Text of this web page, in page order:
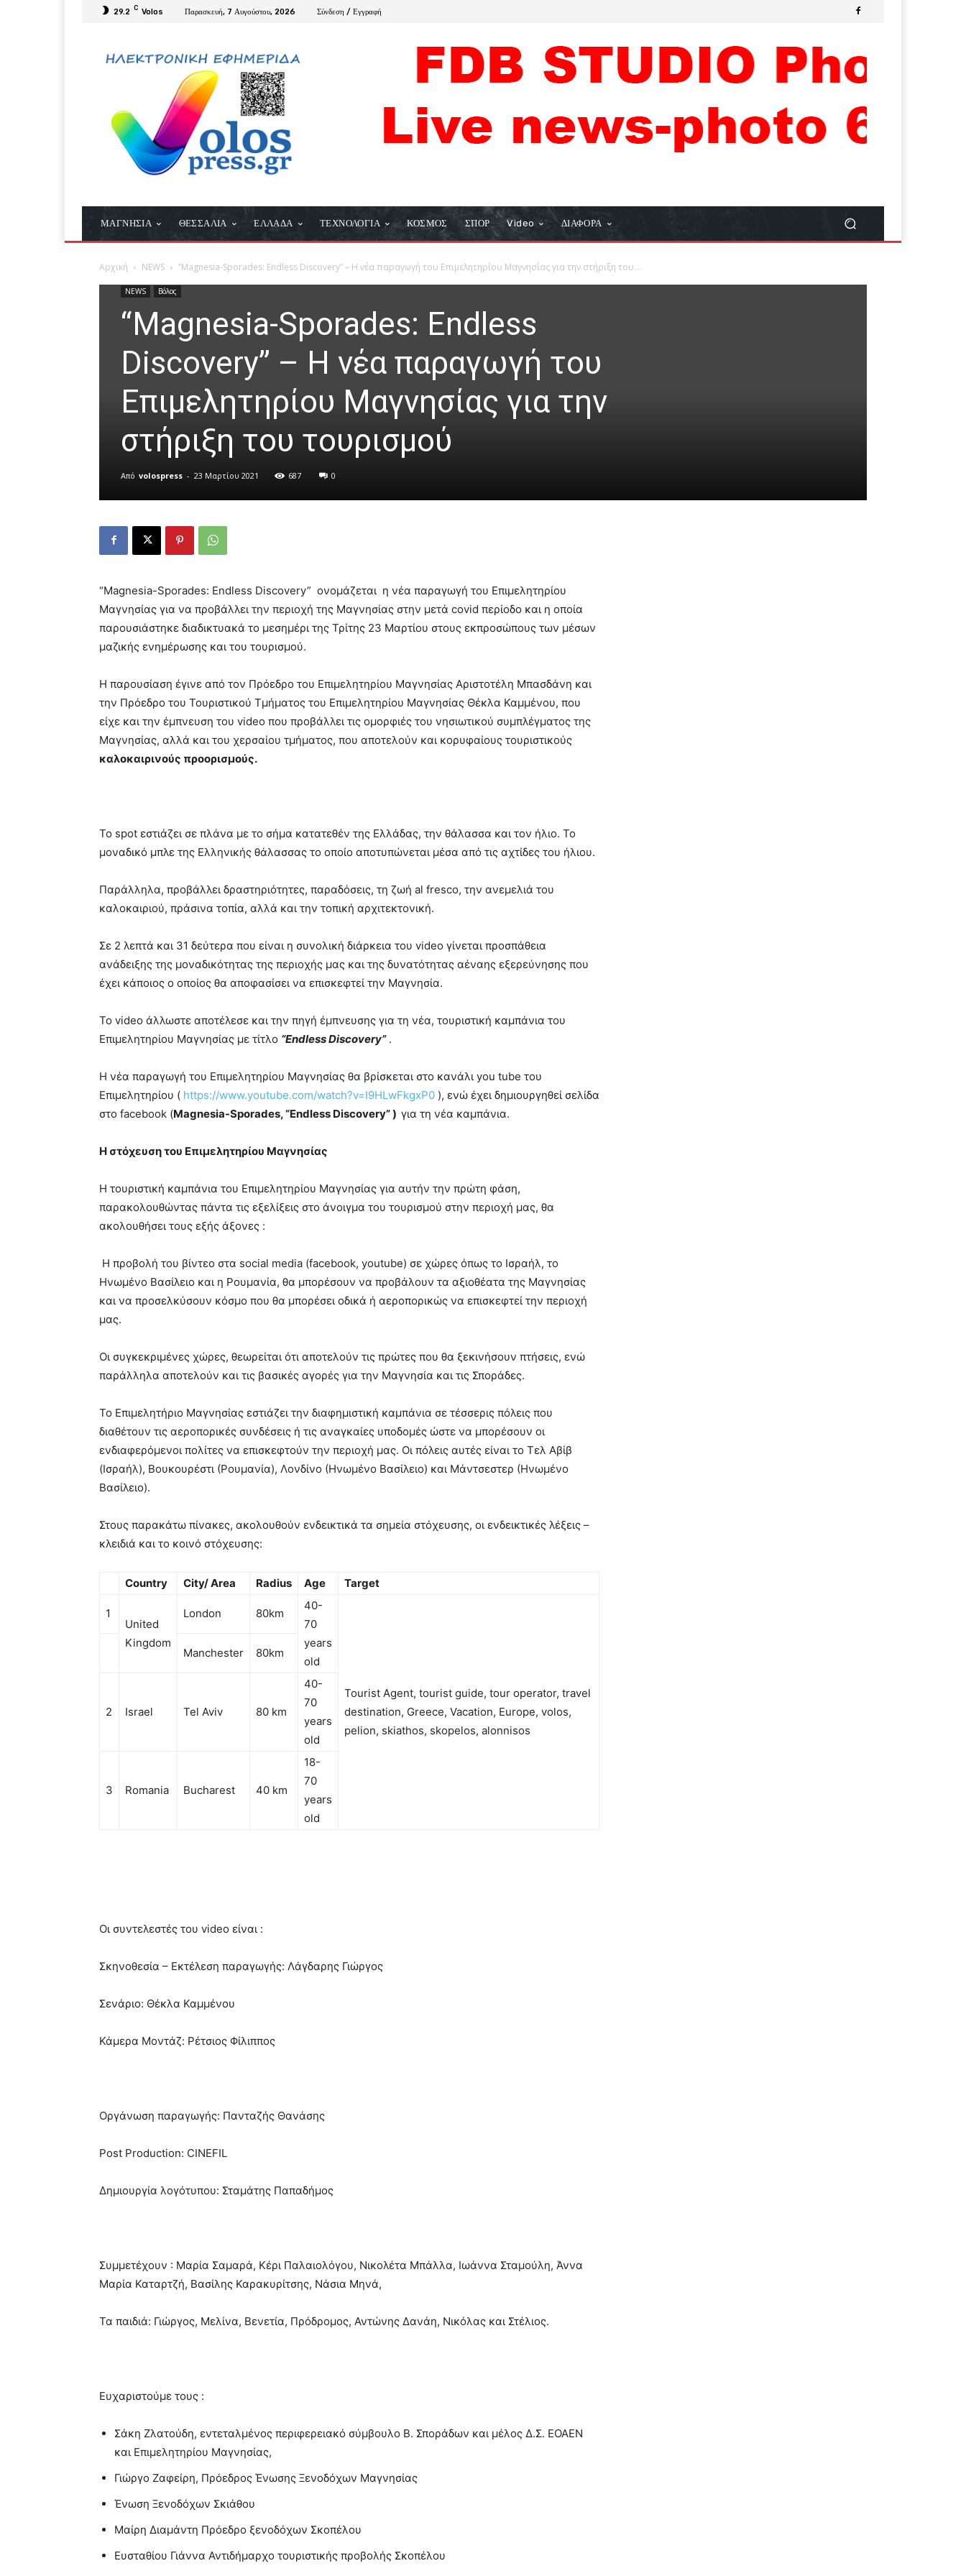
29.2 C Volos Παρασκευή, 7 Αυγούστου, 2026 Σύνδεση / Εγγραφή
ΜΑΓΝΗΣΙΑ ΘΕΣΣΑΛΙΑ ΕΛΛΑΔΑ ΤΕΧΝΟΛΟΓΙΑ ΚΟΣΜΟΣ ΣΠΟΡ Video ΔΙΑΦΟΡΑ
Αρχική NEWS “Magnesia-Sporades: Endless Discovery” – Η νέα παραγωγή του Επιμελητηρίου Μαγνησίας για την στήριξη του...
NEWS Βόλος
“Magnesia-Sporades: Endless
Discovery” – Η νέα παραγωγή του
Επιμελητηρίου Μαγνησίας για την
στήριξη του τουρισμού
Από volospress - 23 Μαρτίου 2021 687 0
“Magnesia-Sporades: Endless Discovery” ονομάζεται η νέα παραγωγή του Επιμελητηρίου
Μαγνησίας για να προβάλλει την περιοχή της Μαγνησίας στην μετά covid περίοδο και η οποία
παρουσιάστηκε διαδικτυακά το μεσημέρι της Τρίτης 23 Μαρτίου στους εκπροσώπους των μέσων
μαζικής ενημέρωσης και του τουρισμού.
Η παρουσίαση έγινε από τον Πρόεδρο του Επιμελητηρίου Μαγνησίας Αριστοτέλη Μπασδάνη και
την Πρόεδρο του Τουριστικού Τμήματος του Επιμελητηρίου Μαγνησίας Θέκλα Καμμένου, που
είχε και την έμπνευση του video που προβάλλει τις ομορφιές του νησιωτικού συμπλέγματος της
Μαγνησίας, αλλά και του χερσαίου τμήματος, που αποτελούν και κορυφαίους τουριστικούς
καλοκαιρινούς προορισμούς.
Το spot εστιάζει σε πλάνα με το σήμα κατατεθέν της Ελλάδας, την θάλασσα και τον ήλιο. Το
μοναδικό μπλε της Ελληνικής θάλασσας το οποίο αποτυπώνεται μέσα από τις αχτίδες του ήλιου.
Παράλληλα, προβάλλει δραστηριότητες, παραδόσεις, τη ζωή al fresco, την ανεμελιά του
καλοκαιριού, πράσινα τοπία, αλλά και την τοπική αρχιτεκτονική.
Σε 2 λεπτά και 31 δεύτερα που είναι η συνολική διάρκεια του video γίνεται προσπάθεια
ανάδειξης της μοναδικότητας της περιοχής μας και της δυνατότητας αέναης εξερεύνησης που
έχει κάποιος ο οποίος θα αποφασίσει να επισκεφτεί την Μαγνησία.
Το video άλλωστε αποτέλεσε και την πηγή έμπνευσης για τη νέα, τουριστική καμπάνια του
Επιμελητηρίου Μαγνησίας με τίτλο “Endless Discovery”.
Η νέα παραγωγή του Επιμελητηρίου Μαγνησίας θα βρίσκεται στο κανάλι you tube του
Επιμελητηρίου ( https://www.youtube.com/watch?v=I9HLwFkgxP0 ), ενώ έχει δημιουργηθεί σελίδα
στο facebook (Magnesia-Sporades, “Endless Discovery” ) για τη νέα καμπάνια.
Η στόχευση του Επιμελητηρίου Μαγνησίας
Η τουριστική καμπάνια του Επιμελητηρίου Μαγνησίας για αυτήν την πρώτη φάση,
παρακολουθώντας πάντα τις εξελίξεις στο άνοιγμα του τουρισμού στην περιοχή μας, θα
ακολουθήσει τους εξής άξονες :
Η προβολή του βίντεο στα social media (facebook, youtube) σε χώρες όπως το Ισραήλ, το
Ηνωμένο Βασίλειο και η Ρουμανία, θα μπορέσουν να προβάλουν τα αξιοθέατα της Μαγνησίας
και να προσελκύσουν κόσμο που θα μπορέσει οδικά ή αεροπορικώς να επισκεφτεί την περιοχή
μας.
Οι συγκεκριμένες χώρες, θεωρείται ότι αποτελούν τις πρώτες που θα ξεκινήσουν πτήσεις, ενώ
παράλληλα αποτελούν και τις βασικές αγορές για την Μαγνησία και τις Σποράδες.
Το Επιμελητήριο Μαγνησίας εστιάζει την διαφημιστική καμπάνια σε τέσσερις πόλεις που
διαθέτουν τις αεροπορικές συνδέσεις ή τις αναγκαίες υποδομές ώστε να μπορέσουν οι
ενδιαφερόμενοι πολίτες να επισκεφτούν την περιοχή μας. Οι πόλεις αυτές είναι το Τελ Αβίβ
(Ισραήλ), Βουκουρέστι (Ρουμανία), Λονδίνο (Ηνωμένο Βασίλειο) και Μάντσεστερ (Ηνωμένο
Βασίλειο).
Στους παρακάτω πίνακες, ακολουθούν ενδεικτικά τα σημεία στόχευσης, οι ενδεικτικές λέξεις –
κλειδιά και το κοινό στόχευσης:
Country City/ Area Radius Age Target
1
United
Kingdom
London 80km
40-
70
years
old
Tourist Agent, tourist guide, tour operator, travel
destination, Greece, Vacation, Europe, volos,
pelion, skiathos, skopelos, alonnisos
Manchester 80km
2 Israel Tel Aviv 80 km
40-
70
years
old
3 Romania Bucharest 40 km
18-
70
years
old
Οι συντελεστές του video είναι :
Σκηνοθεσία – Εκτέλεση παραγωγής: Λάγδαρης Γιώργος
Σενάριο: Θέκλα Καμμένου
Κάμερα Μοντάζ: Ρέτσιος Φίλιππος
Οργάνωση παραγωγής: Πανταζής Θανάσης
Post Production: CINEFIL
Δημιουργία λογότυπου: Σταμάτης Παπαδήμος
Συμμετέχουν : Μαρία Σαμαρά, Κέρι Παλαιολόγου, Νικολέτα Μπάλλα, Ιωάννα Σταμούλη, Άννα
Μαρία Καταρτζή, Βασίλης Καρακυρίτσης, Νάσια Μηνά,
Τα παιδιά: Γιώργος, Μελίνα, Βενετία, Πρόδρομος, Αντώνης Δανάη, Νικόλας και Στέλιος.
Ευχαριστούμε τους :
Σάκη Ζλατούδη, εντεταλμένος περιφερειακό σύμβουλο Β. Σποράδων και μέλος Δ.Σ. ΕΟΑΕΝ
και Επιμελητηρίου Μαγνησίας,
Γιώργο Ζαφείρη, Πρόεδρος Ένωσης Ξενοδόχων Μαγνησίας
Ένωση Ξενοδόχων Σκιάθου
Μαίρη Διαμάντη Πρόεδρο ξενοδόχων Σκοπέλου
Ευσταθίου Γιάννα Αντιδήμαρχο τουριστικής προβολής Σκοπέλου